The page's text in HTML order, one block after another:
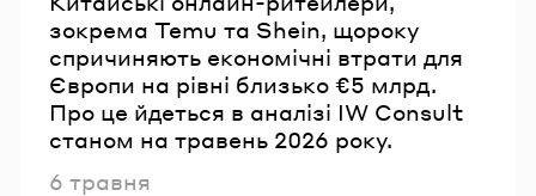
зокрема Temu та Shein, щороку
спричиняють економічні втрати для
Європи на рівні близько €5 млрд.
Про це йдеться в аналізі IW Consult
станом на травень 2026 року.
Опубліковано
6 травня